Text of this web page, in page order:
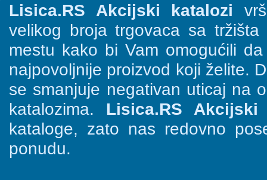
Lisica.RS Akcijski katalozi
velikog broja trgovaca sa
mestu kako bi Vam omogućili
najpovoljnije proizvod koji želite.
se smanjuje negativan uticaj na
katalozima. Lisica.RS Akcijski
kataloge, zato nas redovno
ponudu.